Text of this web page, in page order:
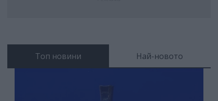
Топ новини Най-новото